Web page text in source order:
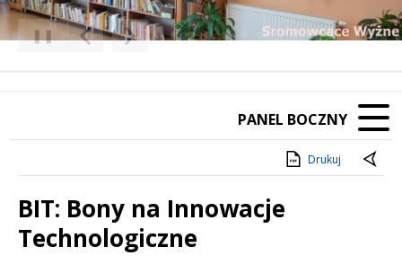
Poprzedni Element
Następny Element
❚❚
PANEL BOCZNY
Drukuj
BIT: Bony na Innowacje
Technologiczne